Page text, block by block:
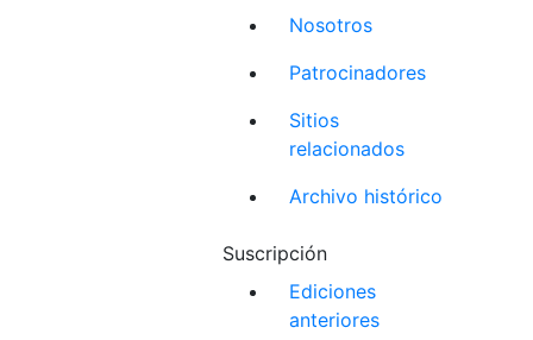
Nosotros
Patrocinadores
Sitios
relacionados
Archivo histórico
Suscripción
Ediciones
anteriores